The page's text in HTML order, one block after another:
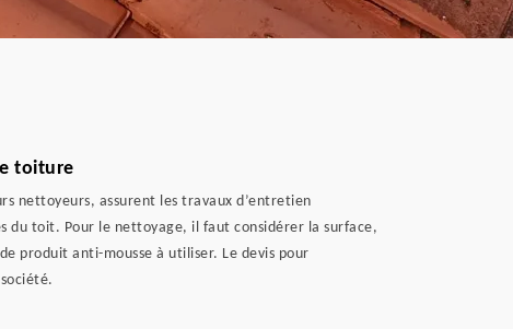
toiture
nettoyeurs, assurent les travaux d’entretien
du toit. Pour le nettoyage, il faut considérer la surface,
produit anti-mousse à utiliser. Le devis pour